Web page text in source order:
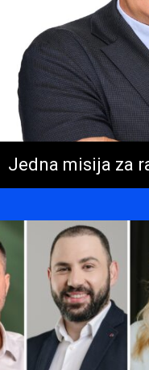
Jedna misija za